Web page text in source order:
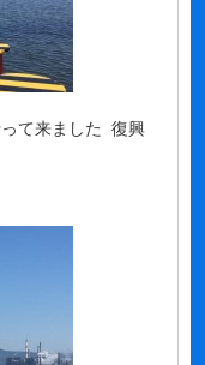
て来ました 復興